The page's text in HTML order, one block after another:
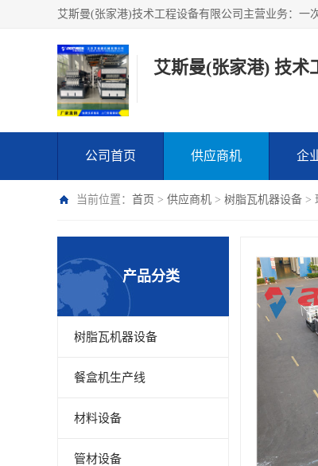
艾斯曼(张家港) 技术
公司首页 供应商机 企
当前位置： 首页 > 供应商机 > 树脂瓦机器设备 >
产品分类
树脂瓦机器设备
餐盒机生产线
材料设备
管材设备